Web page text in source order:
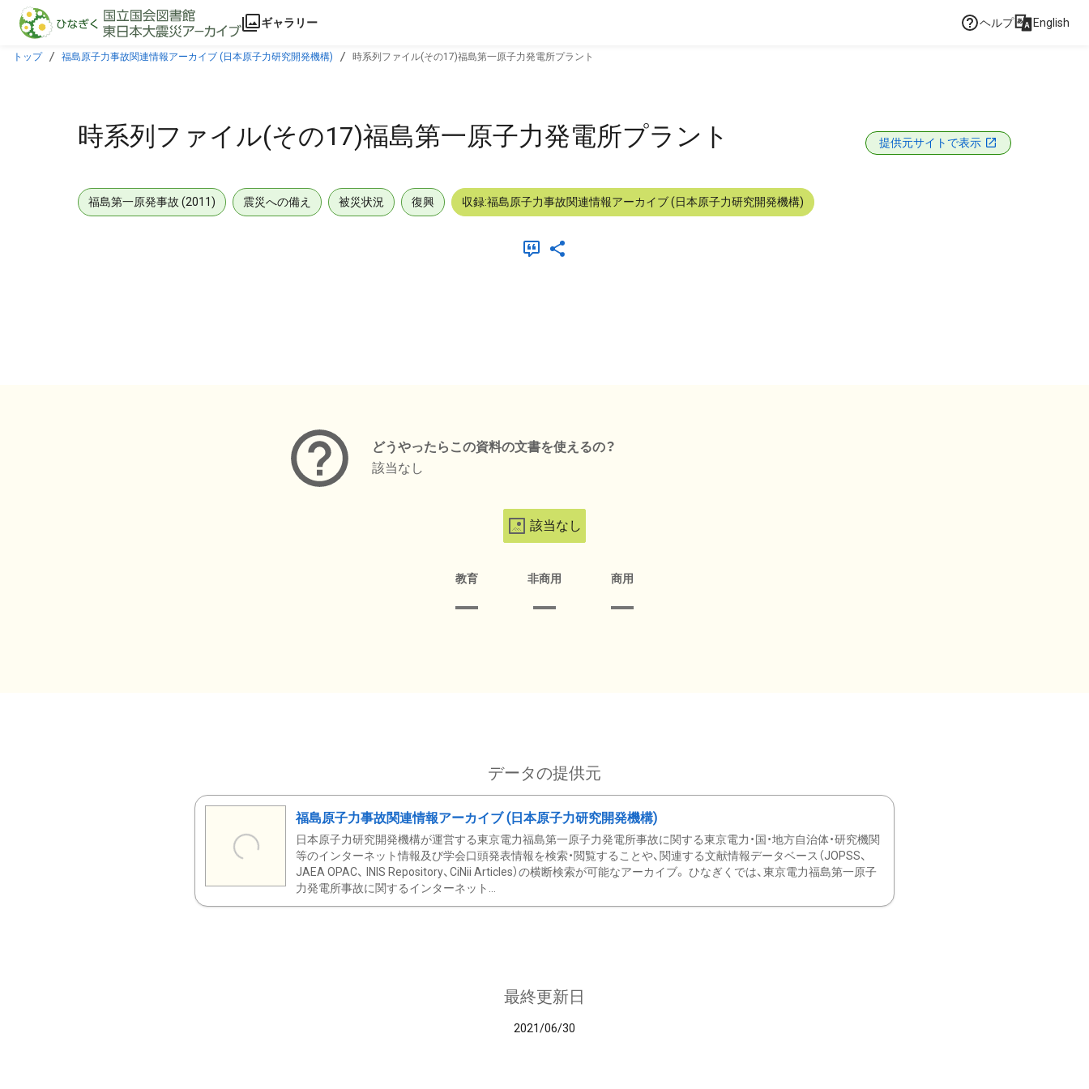
本文に飛ぶ
ギャラリー ヘルプ English
トップ 福島原子力事故関連情報アーカイブ (日本原子力研究開発機構) 時系列ファイル(その17)福島第一原子力発電所プラント
時系列ファイル(その17)福島第一原子力発電所プラント 提供元サイトで表示
福島第一原発事故 (2011) 震災への備え 被災状況 復興 収録:福島原子力事故関連情報アーカイブ (日本原子力研究開発機構)
どうやったらこの資料の文書を使えるの？
該当なし
該当なし
教育 非商用 商用
データの提供元
福島原子力事故関連情報アーカイブ (日本原子力研究開発機構)
日本原子力研究開発機構が運営する東京電力福島第一原子力発電所事故に関する東京電力・国・地方自治体・研究機関
等のインターネット情報及び学会口頭発表情報を検索・閲覧することや、関連する文献情報データベース（JOPSS、
JAEA OPAC、 INIS Repository、CiNii Articles）の横断検索が可能なアーカイブ。 ひなぎくでは、東京電力福島第一原子
力発電所事故に関するインターネット...
最終更新日
2021/06/30